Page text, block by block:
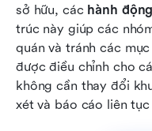
sở hữu, các hành động
trúc này giúp các
quán và tránh các
được điều chỉnh cho
không cần thay đổi
xét và báo cáo liên